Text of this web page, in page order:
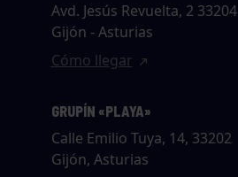
Avd. Jesús Revuelta, 2 33204
Gijón - Asturias
Cómo llegar
GRUPÍN «PLAYA»
Calle Emilio Tuya, 14, 33202
Gijón, Asturias